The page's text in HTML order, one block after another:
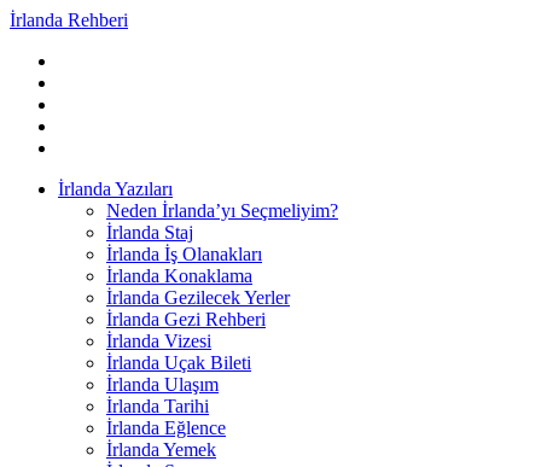
İrlanda Rehberi
İrlanda Yazıları
Neden İrlanda’yı Seçmeliyim?
İrlanda Staj
İrlanda İş Olanakları
İrlanda Konaklama
İrlanda Gezilecek Yerler
İrlanda Gezi Rehberi
İrlanda Vizesi
İrlanda Uçak Bileti
İrlanda Ulaşım
İrlanda Tarihi
İrlanda Eğlence
İrlanda Yemek